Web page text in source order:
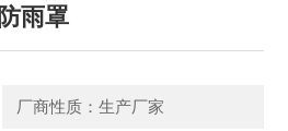
雨罩
厂商性质：生产厂家